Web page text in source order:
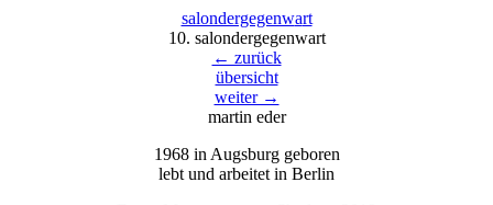
salondergegenwart
10. salondergegenwart
← zurück
übersicht
weiter →
martin eder
1968 in Augsburg geboren
lebt und arbeitet in Berlin